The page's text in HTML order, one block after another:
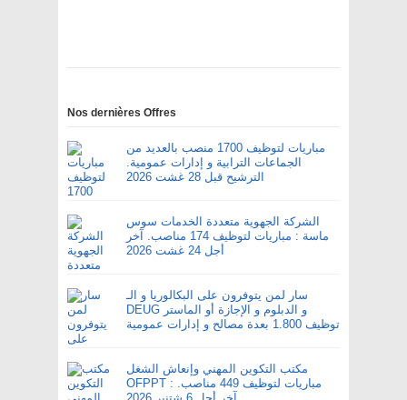
Nos dernières Offres
مباريات لتوظيف 1700 منصب بالعديد من
الجماعات الترابية و إدارات عمومية.
الترشيح قبل 28 غشت 2026
الشركة الجهوية متعددة الخدمات سوس
ماسة : مباريات لتوظيف 174 مناصب. آخر
أجل 24 غشت 2026
سار لمن يتوفرون على البكالوريا و الـ
DEUG و الدبلوم و الإجازة أو الماستر
توظيف 1.800 بعدة مصالح و إدارات عمومية
مكتب التكوين المهني وإنعاش الشغل
OFPPT : مباريات لتوظيف 449 مناصب.